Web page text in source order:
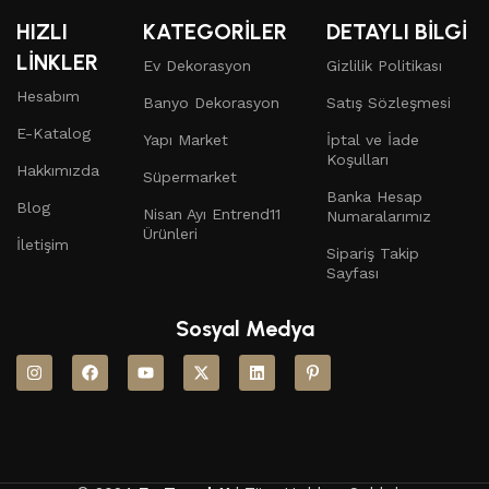
HIZLI
LİNKLER
Hesabım
E-Katalog
Hakkımızda
Blog
İletişim
KATEGORİLER
Ev Dekorasyon
Banyo Dekorasyon
Yapı Market
Süpermarket
Nisan Ayı Entrend11
Ürünleri
DETAYLI BİLGİ
Gizlilik Politikası
Satış Sözleşmesi
İptal ve İade
Koşulları
Banka Hesap
Numaralarımız
Sipariş Takip
Sayfası
Sosyal Medya